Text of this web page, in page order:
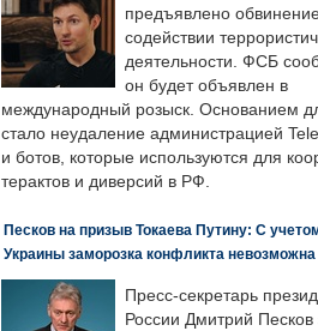
предъявлено
содействии
деятельности. ФСБ
он будет объявлен в
международный розыск. Основанием
стало неудаление администрацией
и ботов, которые используются для
терактов и диверсий в РФ.
Песков на призыв Токаева Путину: С
Украины заморозка конфликта невозможна
Пресс-секретарь
России Дмитрий Песков